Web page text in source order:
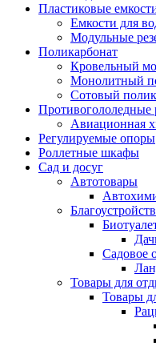
Пластиковые
Емкости для
Модульные
Поликарбонат
Кровельный
Монолитный
Сотовый
Противогололедные
Авиационная
Регулируемые опоры
Роллетные шкафы
Сад и досуг
Автотовары
Садовое
Товары для
Товары